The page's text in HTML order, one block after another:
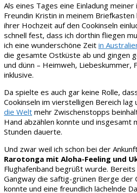
Als eines Tages eine Einladung
Freundin Kristin in meinem
ihrer Hochzeit auf den Cookinseln
schnell fest, dass ich dorthin fliegen
ich eine wunderschöne Zeit in
die gesamte Ostküste ab und gingen
und dünn – Heimweh, Liebeskummer,
inklusive.
Da spielte es auch gar keine Rolle,
Cookinseln im vierstelligen Bereich lag
die Welt mehr Zwischenstopps
Hand abzählen konnte und insgesamt
Stunden dauerte.
Und zwar weil ich schon bei der
Rarotonga mit Aloha-Feeling und
Flughafenband begrüßt wurde.
Gangway die saftig-grünen Berge der
konnte und eine freundlich lächelnde